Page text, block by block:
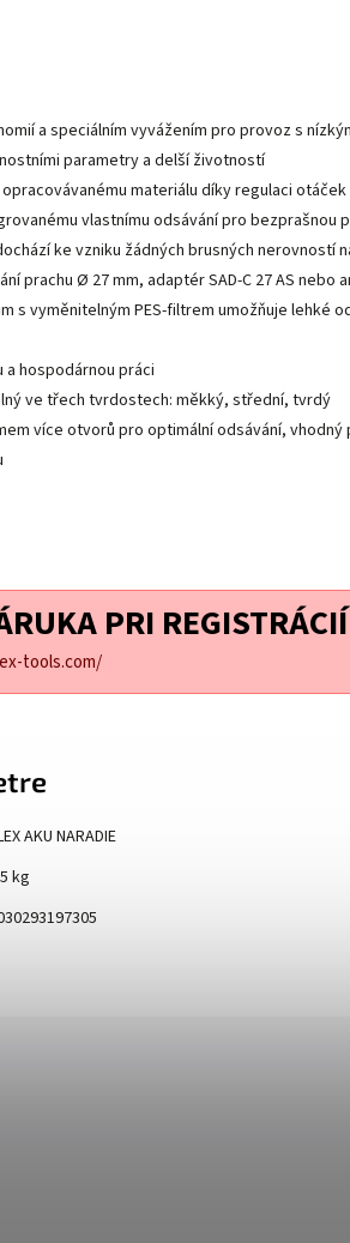
a speciálním vyvážením pro provoz s
parametry a delší životností
materiálu díky regulaci otáček
vlastnímu odsávání pro bezprašnou
ke vzniku žádných brusných nerovností
prachu Ø 27 mm, adaptér SAD-C 27 AS nebo
s vyměnitelným PES-filtrem umožňuje lehké
hospodárnou práci
ve třech tvrdostech: měkký, střední, tvrdý
více otvorů pro optimální odsávání, vhodný
PRI REGISTRÁCIÍ
tools.com/
AKU NARADIE
kg